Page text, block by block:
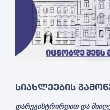
ᲡᲘᲐᲮᲚᲔᲔᲑᲘᲡ
დარეგისტრირდით და